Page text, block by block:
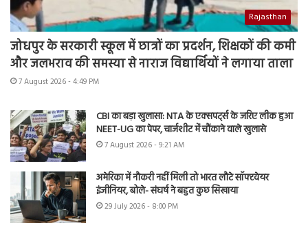
Rajasthan
जोधपुर के सरकारी स्कूल में छात्रों का प्रदर्शन, शिक्षकों की कमी
और जलभराव की समस्या से नाराज विद्यार्थियों ने लगाया ताला
7 August 2026 - 4:49 PM
CBI का बड़ा खुलासा: NTA के एक्सपर्ट्स के जरिए लीक हुआ
NEET-UG का पेपर, चार्जशीट में चौंकाने वाले खुलासे
7 August 2026 - 9:21 AM
अमेरिका में नौकरी नहीं मिली तो भारत लौटे सॉफ्टवेयर
इंजीनियर, बोले- संघर्ष ने बहुत कुछ सिखाया
29 July 2026 - 8:00 PM